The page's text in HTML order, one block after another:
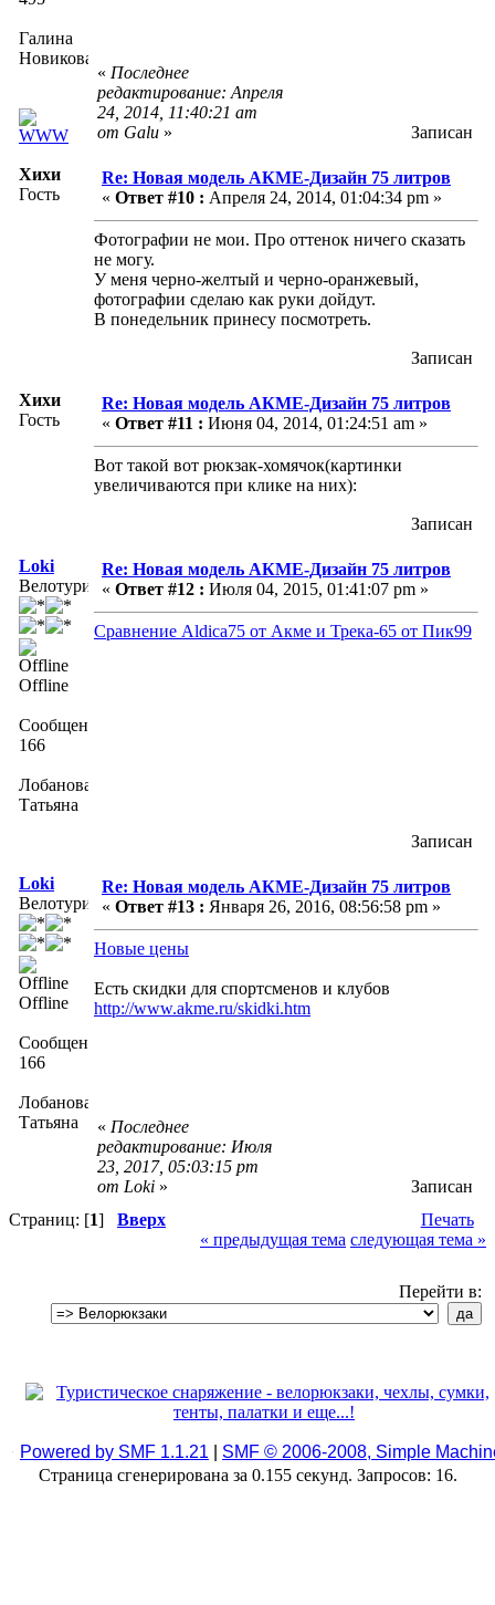
Галина
Новикова
« Последнее
редактирование: Апреля
24, 2014, 11:40:21 am
от Galu » Записан
Хихи
Гость
Re: Новая модель АКМЕ-Дизайн 75 литров
« Ответ #10 : Апреля 24, 2014, 01:04:34 pm »
Фотографии не мои. Про оттенок ничего сказать
не могу.
У меня черно-желтый и черно-оранжевый,
фотографии сделаю как руки дойдут.
В понедельник принесу посмотреть.
Записан
Хихи
Гость
Re: Новая модель АКМЕ-Дизайн 75 литров
« Ответ #11 : Июня 04, 2014, 01:24:51 am »
Вот такой вот рюкзак-хомячок(картинки
увеличиваются при клике на них):
Записан
Loki
Велотурист
Offline
Сообщений:
166
Лобанова
Татьяна
Re: Новая модель АКМЕ-Дизайн 75 литров
« Ответ #12 : Июля 04, 2015, 01:41:07 pm »
Сравнение Aldica75 от Акме и Трека-65 от Пик99
Записан
Loki
Велотурист
Offline
Сообщений:
166
Лобанова
Татьяна
Re: Новая модель АКМЕ-Дизайн 75 литров
« Ответ #13 : Января 26, 2016, 08:56:58 pm »
Новые цены
Есть скидки для спортсменов и клубов
http://www.akme.ru/skidki.htm
« Последнее
редактирование: Июля
23, 2017, 05:03:15 pm
от Loki »
Записан
Страниц: [1] Вверх
Печать
« предыдущая тема следующая тема »
Перейти в:
Powered by SMF 1.1.21
SMF © 2006-2008, Simple
Страница сгенерирована за 0.155 секунд. Запросов: 16.